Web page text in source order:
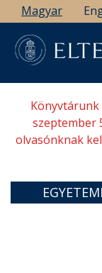
Ugrás
a
tartalomra
Magyar
Könyvtárunk
szeptember
olvasónknak